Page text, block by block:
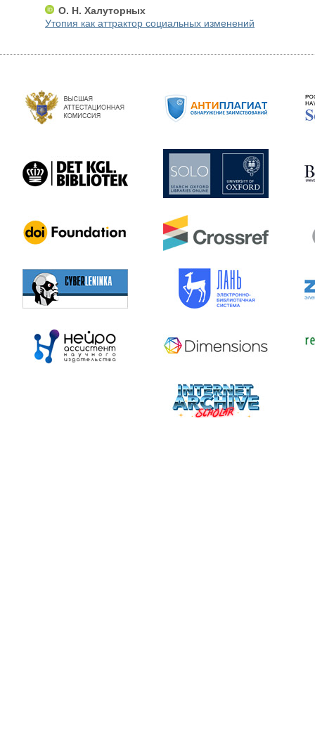
О. Н. Халуторных
Утопия как аттрактор социальных изменений